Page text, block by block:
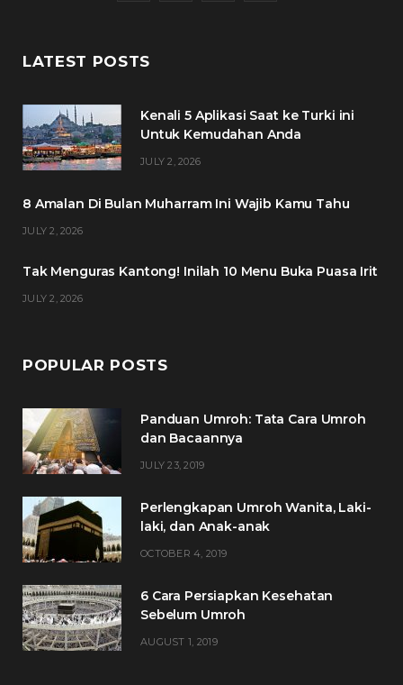
c
b
t
a
e
LATEST POSTS
Kenali 5 Aplikasi Saat ke Turki ini
Untuk Kemudahan Anda
JULY 2, 2026
8 Amalan Di Bulan Muharram Ini Wajib Kamu Tahu
JULY 2, 2026
Tak Menguras Kantong! Inilah 10 Menu Buka Puasa Irit
JULY 2, 2026
POPULAR POSTS
Panduan Umroh: Tata Cara Umroh
dan Bacaannya
JULY 23, 2019
Perlengkapan Umroh Wanita, Laki-
laki, dan Anak-anak
OCTOBER 4, 2019
6 Cara Persiapkan Kesehatan
Sebelum Umroh
AUGUST 1, 2019